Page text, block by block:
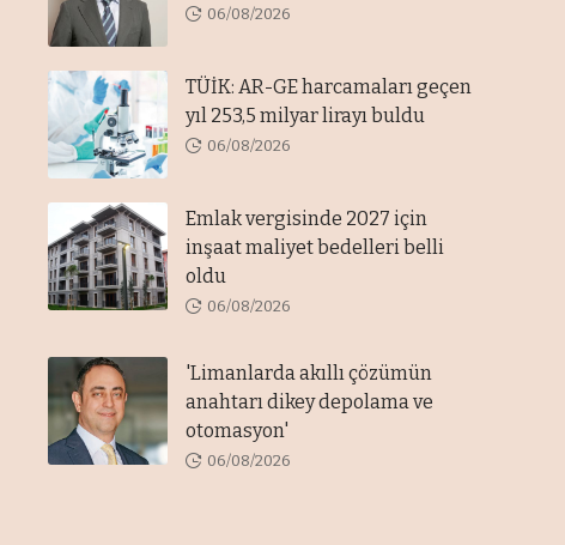
06/08/2026
TÜİK: AR-GE harcamaları geçen
yıl 253,5 milyar lirayı buldu
06/08/2026
Emlak vergisinde 2027 için
inşaat maliyet bedelleri belli
oldu
06/08/2026
'Limanlarda akıllı çözümün
anahtarı dikey depolama ve
otomasyon'
06/08/2026